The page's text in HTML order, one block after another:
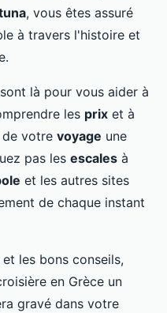
, vous êtes assuré
à travers l'histoire et
sont là pour vous aider à
les prix et à
votre voyage une
pas les escales à
et les autres sites
de chaque instant
les bons conseils,
en Grèce un
gravé dans votre